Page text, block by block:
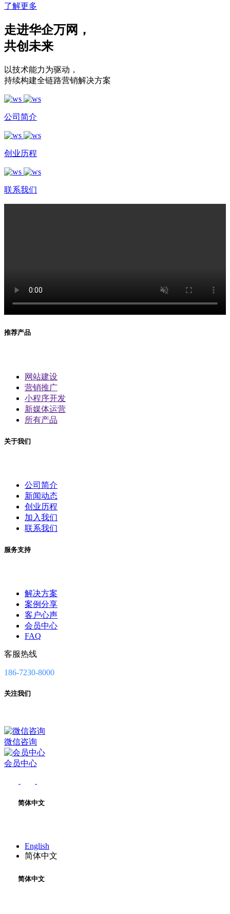
了解更多
走进华企万网 ，
共创未来
以技术能力为驱动 ，
持续构建全链路营销解决方案
公司简介
创业历程
联系我们
推荐产品
网站建设
营销推广
小程序开发
新媒体运营
所有产品
关于我们
公司简介
新闻动态
创业历程
加入我们
联系我们
服务支持
解决方案
案例分享
客户心声
会员中心
FAQ
客服热线
186-7230-8000
关注我们
微信咨询
会员中心
简体中文
English
简体中文
简体中文